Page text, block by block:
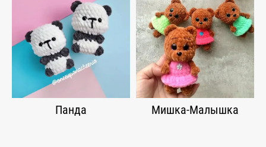
Панда Мишка-Малышка